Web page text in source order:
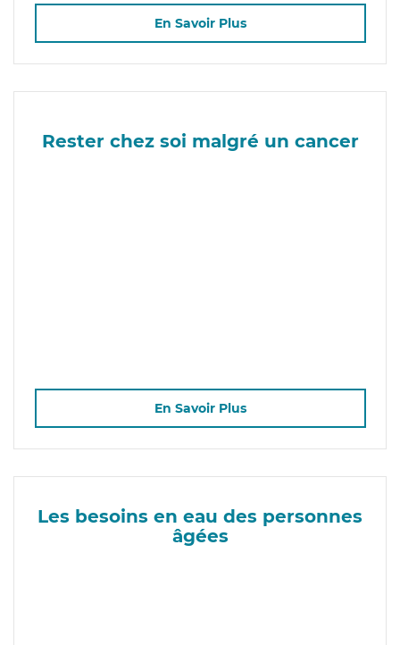
En Savoir Plus
Rester chez soi malgré un cancer
En Savoir Plus
Les besoins en eau des personnes
âgées